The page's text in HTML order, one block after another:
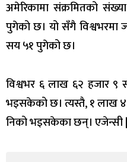
अमेरिकामा संक्रमितको
पुगेको छ। यो सँगै विश्वभरमा
सय ५१ पुगेको छ।
विश्वभर ६ लाख ६२ हजार
भइसकेको छ। त्यस्तै, १ लाख
निको भइसकेका छन्। एजेन्सी |